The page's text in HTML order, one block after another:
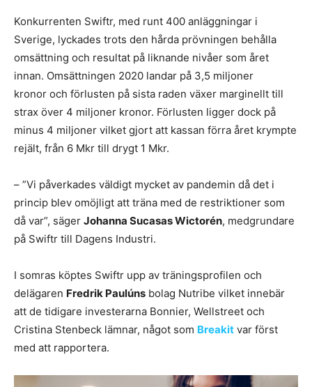
Konkurrenten Swiftr, med runt 400 anläggningar i
Sverige, lyckades trots den hårda prövningen behålla
omsättning och resultat på liknande nivåer som året
innan. Omsättningen 2020 landar på 3,5 miljoner
kronor och förlusten på sista raden växer marginellt till
strax över 4 miljoner kronor. Förlusten ligger dock på
minus 4 miljoner vilket gjort att kassan förra året krympte
rejält, från 6 Mkr till drygt 1 Mkr.
– ”Vi påverkades väldigt mycket av pandemin då det i
princip blev omöjligt att träna med de restriktioner som
då var”, säger Johanna Sucasas Wictorén, medgrundare
på Swiftr till Dagens Industri.
I somras köptes Swiftr upp av träningsprofilen och
delägaren Fredrik Paulúns bolag Nutribe vilket innebär
att de tidigare investerarna Bonnier, Wellstreet och
Cristina Stenbeck lämnar, något som Breakit var först
med att rapportera.